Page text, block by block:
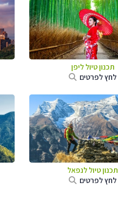
תכנון טיולליפן
לחץ לפרטים
תכנון טיול לנפאל
לחץ לפרטים